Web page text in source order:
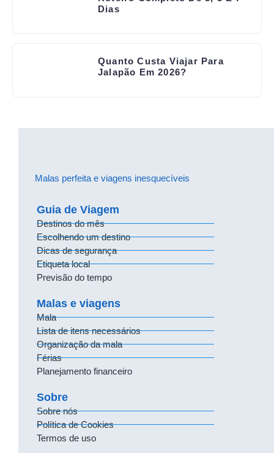
Dias
Quanto Custa Viajar Para
Jalapão Em 2026?
Malas perfeita e viagens inesquecíveis
Guia de Viagem
Destinos do mês
Escolhendo um destino
Dicas de segurança
Etiqueta local
Previsão do tempo
Malas e viagens
Mala
Lista de itens necessários
Organização da mala
Férias
Planejamento financeiro
Sobre
Sobre nós
Política de Cookies
Termos de uso